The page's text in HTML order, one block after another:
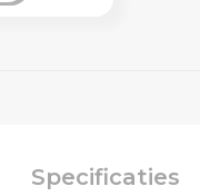
Specificaties